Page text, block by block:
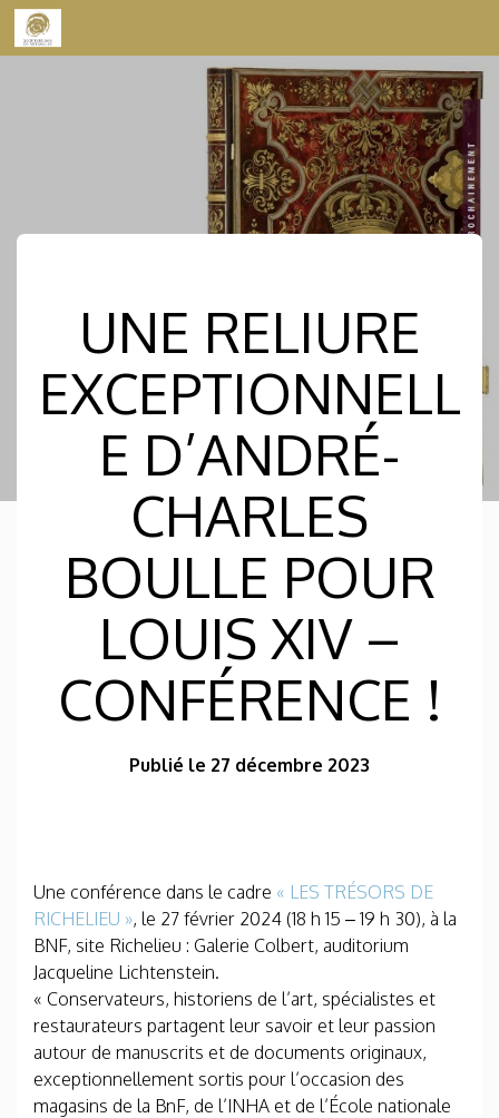
Skip to content
UNE RELIURE
EXCEPTIONNELL
E D’ANDRÉ-
CHARLES
BOULLE POUR
LOUIS XIV –
CONFÉRENCE !
Publié le 27 décembre 2023
Une conférence dans le cadre « LES TRÉSORS DE
RICHELIEU », le 27 février 2024 (18 h 15 – 19 h 30), à la
BNF, site Richelieu : Galerie Colbert, auditorium
Jacqueline Lichtenstein.
« Conservateurs, historiens de l’art, spécialistes et
restaurateurs partagent leur savoir et leur passion
autour de manuscrits et de documents originaux,
exceptionnellement sortis pour l’occasion des
magasins de la BnF, de l’INHA et de l’École nationale